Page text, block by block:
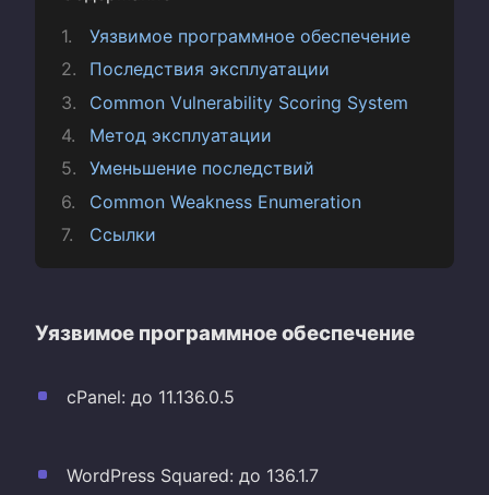
Уязвимое программное обеспечение
Последствия эксплуатации
Common Vulnerability Scoring System
Метод эксплуатации
Уменьшение последствий
Common Weakness Enumeration
Ссылки
Уязвимое программное обеспечение
cPanel: до 11.136.0.5
WordPress Squared: до 136.1.7